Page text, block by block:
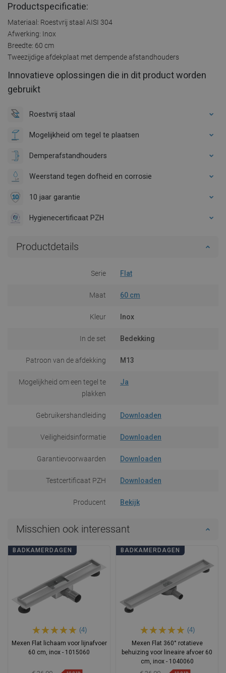
Productspecificatie:
Materiaal: Roestvrij staal AISI 304
Afwerking: Inox
Breedte: 60 cm
Tweezijdige afdekplaat met dempende afstandhouders
Innovatieve oplossingen die in dit product worden
gebruikt
Roestvrij staal
Mogelijkheid om tegel te plaatsen
Demperafstandhouders
Weerstand tegen dofheid en corrosie
10 jaar garantie
Hygienecertificaat PZH
Productdetails
Serie Flat
Maat 60 cm
Kleur Inox
In de set Bedekking
Patroon van de afdekking M13
Mogelijkheid om een tegel te
plakken
Ja
Gebruikershandleiding Downloaden
Veiligheidsinformatie Downloaden
Garantievoorwaarden Downloaden
Testcertificaat PZH Downloaden
Producent Bekijk
Misschien ook interessant
BADKAMERDAGEN
(4)
Mexen Flat lichaam voor lijnafvoer
60 cm, inox - 1015060
BADKAMERDAGEN
(4)
Mexen Flat 360° rotatieve
behuizing voor lineaire afvoer 60
cm, inox - 1040060